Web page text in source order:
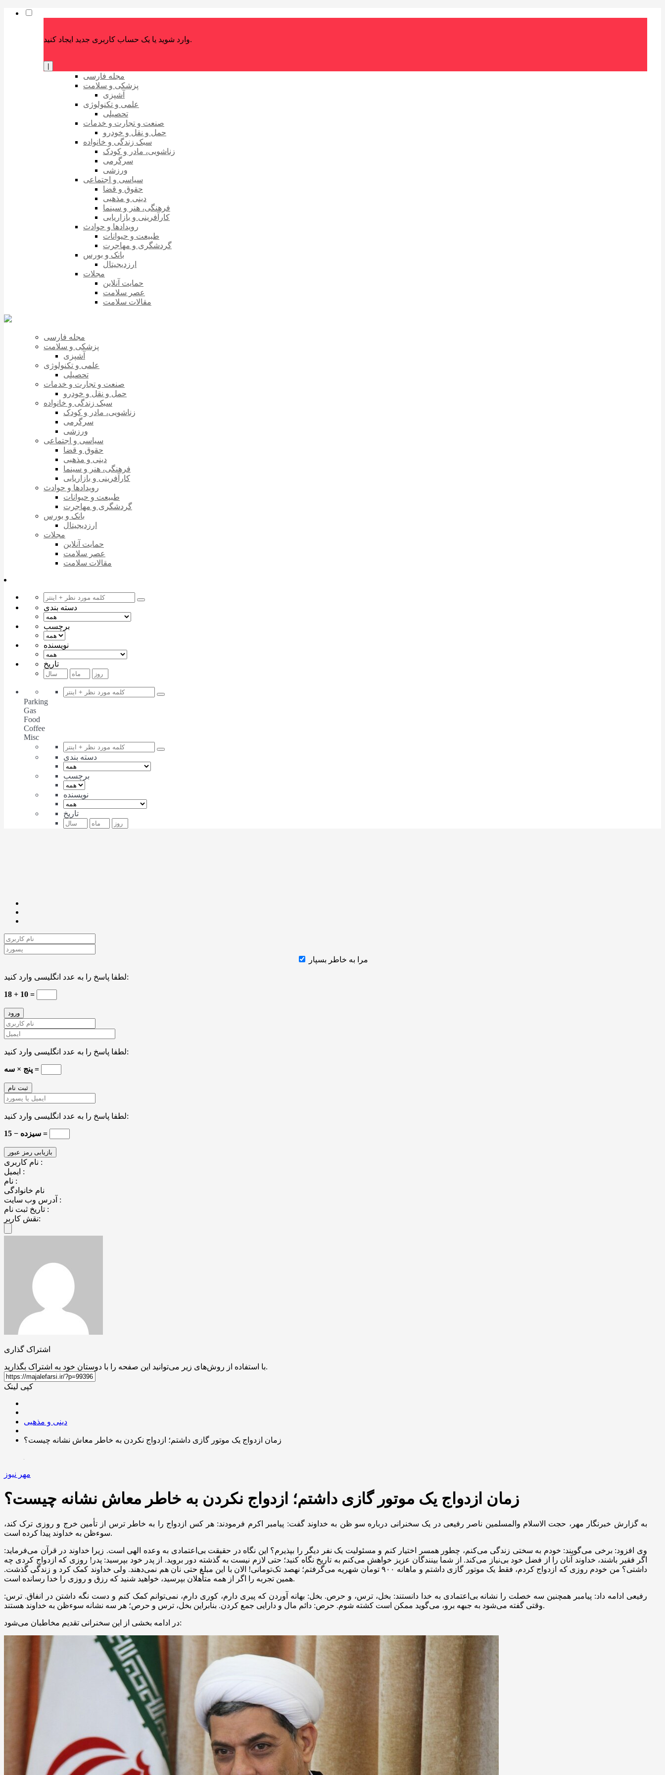
وارد شوید یا یک حساب کاربری جدید ایجاد کنید.
مجله فارسی
پزشکی و سلامت
آشپزی
علمی و تکنولوژی
تحصیلی
صنعت و تجارت و خدمات
حمل و نقل و خودرو
سبک زندگی و خانواده
زناشویی، مادر و کودک
سرگرمی
ورزشی
سیاسی و اجتماعی
حقوق و قضا
دینی و مذهبی
فرهنگی، هنر و سینما
کارآفرینی و بازاریابی
رویدادها و حوادث
طبیعت و حیوانات
گردشگری و مهاجرت
بانک و بورس
ارزدیجیتال
مجلات
حمایت آنلاین
عصر سلامت
مقالات سلامت
مجله فارسی
پزشکی و سلامت
آشپزی
علمی و تکنولوژی
تحصیلی
صنعت و تجارت و خدمات
حمل و نقل و خودرو
سبک زندگی و خانواده
زناشویی، مادر و کودک
سرگرمی
ورزشی
سیاسی و اجتماعی
حقوق و قضا
دینی و مذهبی
فرهنگی، هنر و سینما
کارآفرینی و بازاریابی
رویدادها و حوادث
طبیعت و حیوانات
گردشگری و مهاجرت
بانک و بورس
ارزدیجیتال
مجلات
حمایت آنلاین
عصر سلامت
مقالات سلامت
دسته بندی
برچسب
نویسنده
تاریخ
Parking
Gas
Food
Coffee
Misc
دسته بندی
برچسب
نویسنده
تاریخ
مرا به خاطر بسپار
لطفا پاسخ را به عدد انگلیسی وارد کنید:
18 + 10 =
لطفا پاسخ را به عدد انگلیسی وارد کنید:
پنج × سه =
لطفا پاسخ را به عدد انگلیسی وارد کنید:
15 − سیزده =
نام کاربری :
ایمیل :
نام :
نام خانوادگی
آدرس وب سایت :
تاریخ ثبت نام :
نقش کاربر:
اشتراک گذاری
با استفاده از روش‌های زیر می‌توانید این صفحه را با دوستان خود به اشتراک بگذارید.
کپی لینک
دینی و مذهبی
زمان ازدواج یک موتور گازی داشتم؛ ازدواج نکردن به خاطر معاش نشانه چیست؟
مهر نیوز
زمان ازدواج یک موتور گازی داشتم؛ ازدواج نکردن به خاطر معاش نشانه چیست؟
به گزارش خبرنگار مهر، حجت الاسلام والمسلمین ناصر رفیعی در یک سخنرانی درباره سو ظن به خداوند گفت: پیامبر اکرم فرمودند: هر کس ازدواج را به خاطر ترس از تأمین خرج و روزی ترک کند،
سوء‌ظن به خداوند پیدا کرده است.
وی افزود: برخی می‌گویند: خودم به سختی زندگی می‌کنم، چطور همسر اختیار کنم و مسئولیت یک نفر دیگر را بپذیرم؟ این نگاه در حقیقت بی‌اعتمادی به وعده الهی است. زیرا خداوند در قرآن می‌فرماید:
اگر فقیر باشند، خداوند آنان را از فضل خود بی‌نیاز می‌کند. از شما بینندگان عزیز خواهش می‌کنم به تاریخ نگاه کنید؛ حتی لازم نیست به گذشته دور بروید. از پدر خود بپرسید: پدر! روزی که ازدواج کردی چه
داشتی؟ من خودم روزی که ازدواج کردم، فقط یک موتور گازی داشتم و ماهانه ۹۰۰ تومان شهریه می‌گرفتم؛ نهصد تک‌تومانی! الان با این مبلغ حتی نان هم نمی‌دهند. ولی خداوند کمک کرد و زندگی گذشت.
همین تجربه را اگر از همه متأهلان بپرسید، خواهید شنید که رزق و روزی را خدا رسانده است.
رفیعی ادامه داد: پیامبر همچنین سه خصلت را نشانه بی‌اعتمادی به خدا دانستند: بخل، ترس، و حرص. بخل: بهانه آوردن که پیری دارم، کوری دارم، نمی‌توانم کمک کنم و دست نگه داشتن در انفاق. ترس:
وقتی گفته می‌شود به جبهه برو، می‌گوید ممکن است کشته شوم. حرص: دائم مال و دارایی جمع کردن. بنابراین بخل، ترس و حرص؛ هر سه نشانه سوء‌ظن به خداوند هستند.
در ادامه بخشی از این سخنرانی تقدیم مخاطبان می‌شود: